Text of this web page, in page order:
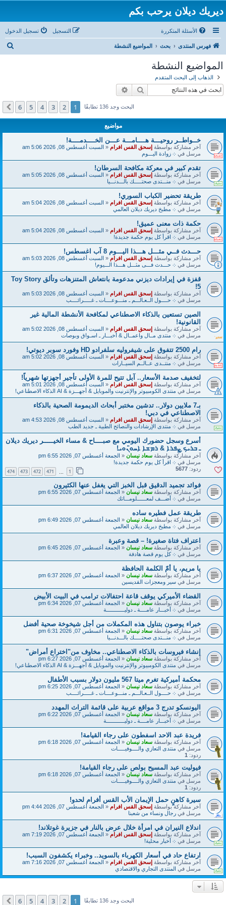
ديريك ديلان يرحب بكم
الأسئلة المتكررة تسجيل الدخول التسجيل
فهرس المنتدى بحث المواضيع النشطة
ب
المواضيع النشطة
الذهاب إلى البحث المتقدم
بحث
البحث وجد 136 تطابقًا 1
2
3
4
5
6 التالي
مواضيع
خــواطــر روحيـــة هــــامـــة عـــن الخــــدمــــة!
آخر مشاركة بواسطةإسحق القس افرام«السبت أغسطس 08, 2026 5:06 am
مرسل في܀ زوادة اليـــوم
تقدم كبير في معركة مكافحة السرطان!
آخر مشاركة بواسطةإسحق القس افرام«السبت أغسطس 08, 2026 5:05 am
مرسل في܀ منـــتدى صحتـــــك بالـــدنـــيا
طريقة تحضير الكباب السوري!
آخر مشاركة بواسطةإسحق القس افرام«السبت أغسطس 08, 2026 5:04 am
مرسل في܀ مطبخ ديريك ديلان العالمي
حكمة ذات معنى عميق!
آخر مشاركة بواسطةإسحق القس افرام«السبت أغسطس 08, 2026 5:04 am
مرسل في܀ اقرأ كل يوم حكمة جديدة!
حـــدث فــي مثـــل هـــذا اليـــوم 8 آب اغسطس!
آخر مشاركة بواسطةإسحق القس افرام«السبت أغسطس 08, 2026 5:03 am
مرسل في܀ حـــدث فـــى مثـــل هـــذا الـــيوم!
قفزة في إيرادات ديزني مدعومة بانتعاش المتنزهات وتألق Toy Story
5!
آخر مشاركة بواسطةإسحق القس افرام«السبت أغسطس 08, 2026 5:03 am
مرسل في܀ حــــول الــعـالـــم ـ منـــوعــــات ـ غـــــرائــــب
الصين تستعين بالذكاء الاصطناعي لمكافحة الأنشطة المالية غير
القانونية!
آخر مشاركة بواسطةإسحق القس افرام«السبت أغسطس 08, 2026 5:02 am
مرسل في܀ منتدى مــال واعمــال & أخبـــار ـ اسـواق وبوصات
رام 2500 تتفوق على شيفروليه سلفرادو HD وفورد سوبر ديوتي!
آخر مشاركة بواسطةإسحق القس افرام«السبت أغسطس 08, 2026 5:02 am
مرسل في܀ منتــدى عــالــم السيــارات
لتخفيف صدمة الأسعار.. آبل تتيح للمرة الأولى تأجير أجهزتها شهرياً!
آخر مشاركة بواسطةإسحق القس افرام«السبت أغسطس 08, 2026 5:01 am
مرسل فيمنتدى الكومبيوتر والإنترنيت والموبايل & أجهـــزة & AI الذكاء الاصطناعي!
بـ7 ملايين دولار.. تدشين مختبر أبحاث الديمومة الصحية بالذكاء
الاصطناعي في دبي!
آخر مشاركة بواسطةإسحق القس افرام«السبت أغسطس 08, 2026 4:53 am
مرسل في܀ منتدى الإرشادات والنصائح الطبية ـ جديد الطب
أسرع وسجل حضورك اليومي مع صبــــاح & مساء الخيـــــر ديريك ديلان
ـ ܒܪܝܟ̣ ܨܦܪܐ & ܪܡܫܐ ܐܚܘ̈ܢܘܝ!
آخر مشاركة بواسطةسعاد نيسان«الجمعة أغسطس 07, 2026 6:55 pm
مرسل في܀ اقرأ كل يوم حكمة جديدة!
ردود: 5677
471
472
473
474
فوائد تجميد الدقيق قبل الخبز التي يغفل عنها الكثيرون
آخر مشاركة بواسطةسعاد نيسان«الجمعة أغسطس 07, 2026 6:55 pm
مرسل في܀ أضـــف لمعــــــلومـــاتك
طريقة عمل فطيره ساده
آخر مشاركة بواسطةسعاد نيسان«الجمعة أغسطس 07, 2026 6:49 pm
مرسل في܀ مطبخ ديريك ديلان العالمي
اعتراف فتاة صغيرة! – قصة وعبرة
آخر مشاركة بواسطةسعاد نيسان«الجمعة أغسطس 07, 2026 6:45 pm
مرسل في܀ كل يوم قصة هادفة
يا مريم، يا أمّ الكلمة الحافظة
آخر مشاركة بواسطةسعاد نيسان«الجمعة أغسطس 07, 2026 6:37 pm
مرسل فيسير ومعجزات القديسين
القضاء الأميركي يوقف قاعة احتفالات ترامب في البيت الأبيض
آخر مشاركة بواسطةسعاد نيسان«الجمعة أغسطس 07, 2026 6:34 pm
مرسل في܀ أخبـــار عامــــة ـ دوليــــــــــــة
خبراء يوصون بتناول هذه المكملات من أجل شيخوخة صحية أفضل
آخر مشاركة بواسطةسعاد نيسان«الجمعة أغسطس 07, 2026 6:31 pm
مرسل في܀ منـــتدى صحتـــــك بالـــدنـــيا
إنشاء فيروسات بالذكاء الاصطناعي.. مخاوف من"اختراع أمراض"
آخر مشاركة بواسطةسعاد نيسان«الجمعة أغسطس 07, 2026 6:27 pm
مرسل فيمنتدى الكومبيوتر والإنترنيت والموبايل & أجهـــزة & AI الذكاء الاصطناعي!
محكمة أميركية تغرم ميتا 567 مليون دولار بسبب الأطفال
آخر مشاركة بواسطةسعاد نيسان«الجمعة أغسطس 07, 2026 6:25 pm
مرسل في܀ حــــول الــعـالـــم ـ منـــوعــــات ـ غـــــرائــــب
اليونسكو تدرج 3 مواقع عربية على قائمة التراث المهدد
آخر مشاركة بواسطةسعاد نيسان«الجمعة أغسطس 07, 2026 6:22 pm
مرسل في܀ أخبـــار عامــــة ـ دوليــــــــــــة
فريدة عبد الاحد اسفطون على رجاء القيامة!
آخر مشاركة بواسطةسعاد نيسان«الجمعة أغسطس 07, 2026 6:18 pm
مرسل فيمنتدى التعازي والــــوفيـــــات
ردود: 1
فيوليت عبد المسيح بولص على رجاء القيامة!
آخر مشاركة بواسطةسعاد نيسان«الجمعة أغسطس 07, 2026 6:18 pm
مرسل فيمنتدى التعازي والــــوفيـــــات
ردود: 1
سيرة كاهنٍ حمل الإيمان الأب القس أفرام لحدو!
آخر مشاركة بواسطةإسحق القس افرام«الجمعة أغسطس 07, 2026 4:44 pm
مرسل فيرجال ونساء من شعبنا
اندلاع النيران في امرأة خلال عرض بالنار في جزيرة غوتلاند!
آخر مشاركة بواسطةإسحق القس افرام«الجمعة أغسطس 07, 2026 7:19 am
مرسل في܀ أخبار محلية!
ارتفاع حاد في أسعار الكهرباء بالسويد.. وخبراء يكشفون السبب!
آخر مشاركة بواسطةإسحق القس افرام«الجمعة أغسطس 07, 2026 7:16 am
مرسل فيالمنتدى التجاري والاقتصادي
البحث وجد 136 تطابقًا 1
2
3
4
5
6 التالي